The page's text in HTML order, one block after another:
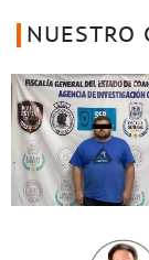
NUESTRO